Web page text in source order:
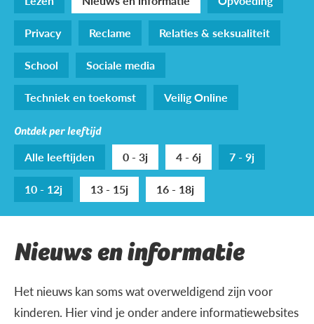
Privacy
Reclame
Relaties & seksualiteit
School
Sociale media
Techniek en toekomst
Veilig Online
Ontdek per leeftijd
Alle leeftijden 0 - 3j 4 - 6j
7 - 9j
10 - 12j
13 - 15j 16 - 18j
Nieuws en informatie
Het nieuws kan soms wat overweldigend zijn voor
kinderen. Hier vind je onder andere informatiewebsites